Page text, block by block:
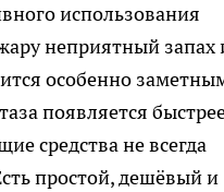
использования
неприятный запах
особенно
появляется
средства не всегда
простой, дешёвый и